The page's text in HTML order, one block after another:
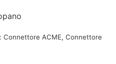
ACME, Connettore